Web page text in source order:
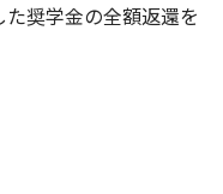
奨学金の全額返還を